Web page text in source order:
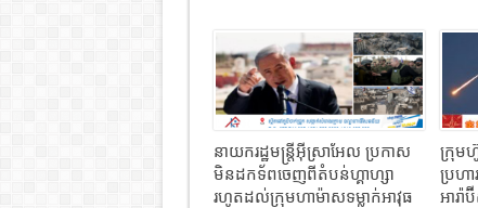
នាយករដ្ឋមន្ត្រីអ៊ីស្រាអែល ប្រកាស
មិនដកទ័ពចេញពីតំបន់ហ្គាហ្សា
រហូតដល់ក្រុមហាម៉ាសទម្លាក់អាវុធ
ក្រុម
ប្រហ
អារ៉